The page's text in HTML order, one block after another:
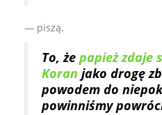
— piszą.
To, że papież zdaje
Koran jako drogę
powodem do
powinniśmy